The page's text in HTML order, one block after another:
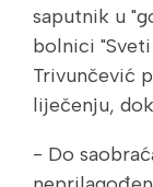
saputnik u
bolnici
Trivunčević
liječenju,
- Do